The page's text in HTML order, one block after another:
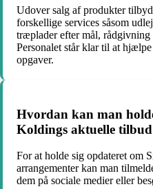
Udover salg af produkter
forskellige services såsom
træplader efter mål, rådgivning
Personalet står klar til at
opgaver.
Hvordan kan man
Koldings aktuelle
For at holde sig opdateret om
arrangementer kan man
dem på sociale medier eller